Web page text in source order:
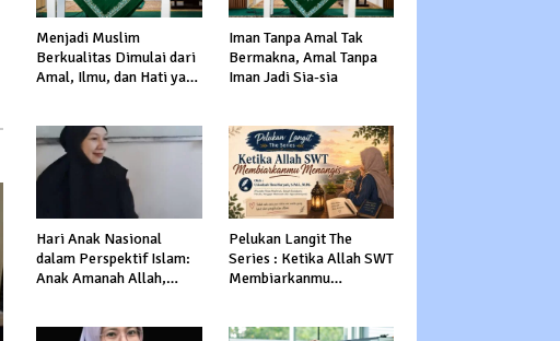
Menjadi Muslim
Berkualitas Dimulai dari
Amal, Ilmu, dan Hati yang
Iman Tanpa Amal Tak
Bermakna, Amal Tanpa
Iman Jadi Sia-sia
Hari Anak Nasional
dalam Perspektif Islam:
Anak Amanah Allah,
Pelukan Langit The
Series : Ketika Allah SWT
Membiarkanmu